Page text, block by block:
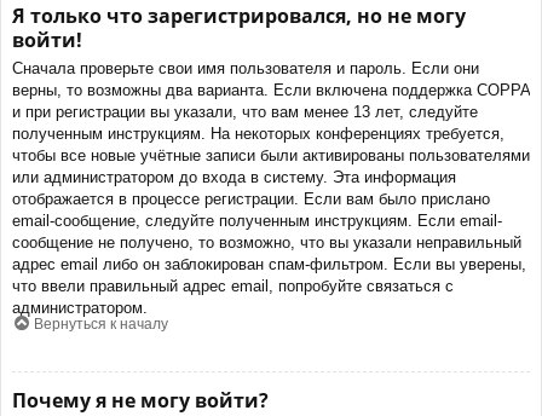
Я только что зарегистрировался, но не могу
войти!
Сначала проверьте свои имя пользователя и пароль. Если они
верны, то возможны два варианта. Если включена поддержка COPPA
и при регистрации вы указали, что вам менее 13 лет, следуйте
полученным инструкциям. На некоторых конференциях требуется,
чтобы все новые учётные записи были активированы пользователями
или администратором до входа в систему. Эта информация
отображается в процессе регистрации. Если вам было прислано
email-сообщение, следуйте полученным инструкциям. Если email-
сообщение не получено, то возможно, что вы указали неправильный
адрес email либо он заблокирован спам-фильтром. Если вы уверены,
что ввели правильный адрес email, попробуйте связаться с
администратором.
Вернуться к началу
Почему я не могу войти?